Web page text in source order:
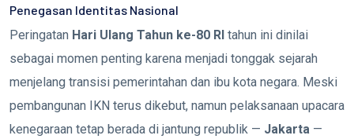
Penegasan Identitas Nasional
Peringatan Hari Ulang Tahun ke-80 RI tahun ini dinilai
sebagai momen penting karena menjadi tonggak sejarah
menjelang transisi pemerintahan dan ibu kota negara. Meski
pembangunan IKN terus dikebut, namun pelaksanaan upacara
kenegaraan tetap berada di jantung republik — Jakarta —